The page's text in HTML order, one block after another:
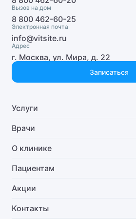
Вызов на дом
8 800 462-60-25
Электронная почта
info@vitsite.ru
Адрес
г. Москва, ул. Мира, д. 22
Записаться
Услуги
Специализации
Диагностика
Стоматология
Стационар
Анализы
Врачи
О клинике
О нас
Отзывы
Руководство клиники
Пациентам
Часто задаваемые вопросы
Бонусная система
Акции
Контакты
Детский врач-косметолог
Детский гастроэнтеролог
Детский гематолог
Детский генетик
Детский гепатолог
Детский гинеколог
Детский гинеколог-эндокринолог
Детский гнатолог
Детский гомеопат
Детский дерматолог